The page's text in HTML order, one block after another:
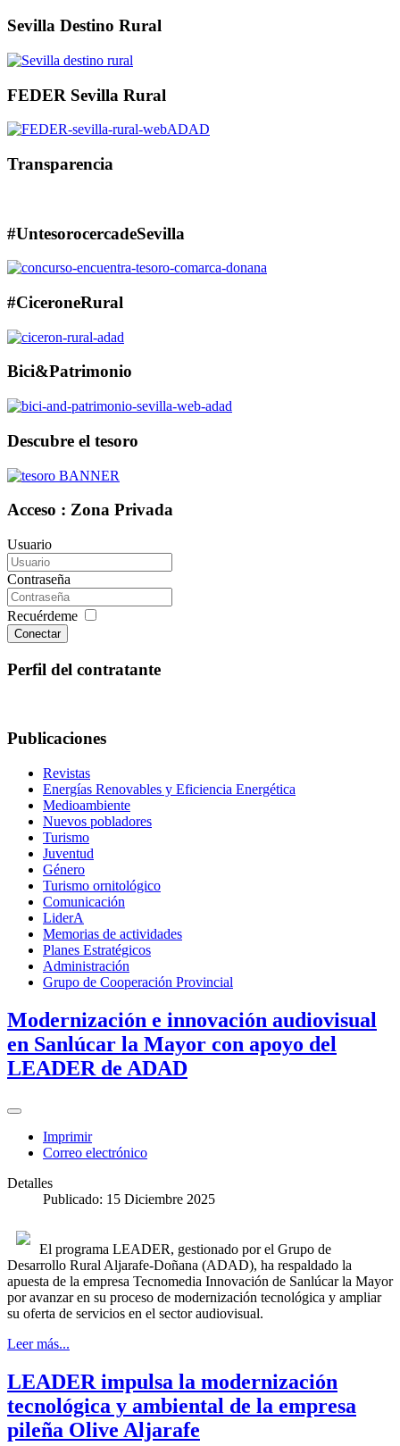
Sevilla Destino Rural
FEDER Sevilla Rural
Transparencia
#UntesorocercadeSevilla
#CiceroneRural
Bici&Patrimonio
Descubre el tesoro
Acceso : Zona Privada
Usuario
Contraseña
Recuérdeme
Conectar
Perfil del contratante
Publicaciones
Revistas
Energías Renovables y Eficiencia Energética
Medioambiente
Nuevos pobladores
Turismo
Juventud
Género
Turismo ornitológico
Comunicación
LiderA
Memorias de actividades
Planes Estratégicos
Administración
Grupo de Cooperación Provincial
Modernización e innovación audiovisual
en Sanlúcar la Mayor con apoyo del
LEADER de ADAD
Imprimir
Correo electrónico
Detalles
Publicado: 15 Diciembre 2025
El programa LEADER, gestionado por el Grupo de
Desarrollo Rural Aljarafe-Doñana (ADAD), ha respaldado la
apuesta de la empresa Tecnomedia Innovación de Sanlúcar la Mayor
por avanzar en su proceso de modernización tecnológica y ampliar
su oferta de servicios en el sector audiovisual.
Leer más...
LEADER impulsa la modernización
tecnológica y ambiental de la empresa
pileña Olive Aljarafe